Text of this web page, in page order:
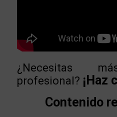
¿Necesitas
profesional? ¡Haz
Contenido